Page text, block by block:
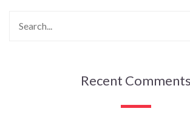
Recent Comments